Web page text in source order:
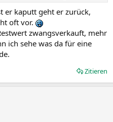
er kaputt geht er zurück,
oft vor.
zwangsverkauft, mehr
ich sehe was da für eine
Zitieren